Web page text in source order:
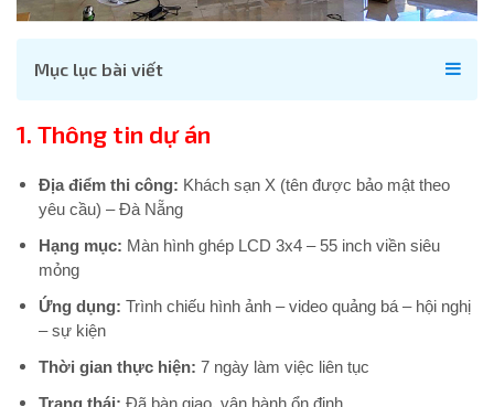
Mục lục bài viết
1. Thông tin dự án
Địa điểm thi công: Khách sạn X (tên được bảo mật theo
yêu cầu) – Đà Nẵng
Hạng mục: Màn hình ghép LCD 3x4 – 55 inch viền siêu
mỏng
Ứng dụng: Trình chiếu hình ảnh – video quảng bá – hội nghị
– sự kiện
Thời gian thực hiện: 7 ngày làm việc liên tục
Trạng thái: Đã bàn giao, vận hành ổn định